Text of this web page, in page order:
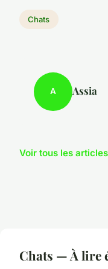
Chats
A Assia
Voir tous les
Chats — À lire